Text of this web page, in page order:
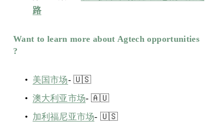
路
Want to learn more about Agtech opportunities
?
美国市场- 🇺🇸
澳大利亚市场- 🇦🇺
加利福尼亚市场- 🇺🇸